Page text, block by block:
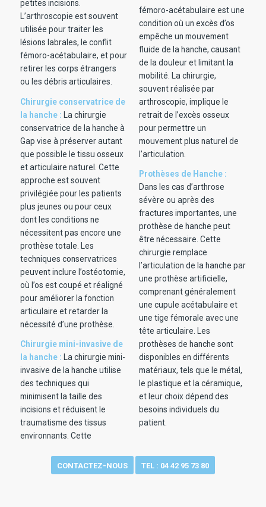
petites incisions.
L’arthroscopie est souvent
utilisée pour traiter les
lésions labrales, le conflit
fémoro-acétabulaire, et pour
retirer les corps étrangers
ou les débris articulaires.
Chirurgie conservatrice de
la hanche :
La chirurgie
conservatrice de la hanche à
Gap vise à préserver autant
que possible le tissu osseux
et articulaire naturel. Cette
approche est souvent
privilégiée pour les patients
plus jeunes ou pour ceux
dont les conditions ne
nécessitent pas encore une
prothèse totale. Les
techniques conservatrices
peuvent inclure l’ostéotomie,
où l’os est coupé et réaligné
pour améliorer la fonction
articulaire et retarder la
nécessité d’une prothèse.
Chirurgie mini-invasive de
la hanche : La chirurgie mini-
invasive de la hanche utilise
des techniques qui
minimisent la taille des
incisions et réduisent le
traumatisme des tissus
environnants. Cette
fémoro-acétabulaire est une
condition où un excès d’os
empêche un mouvement
fluide de la hanche, causant
de la douleur et limitant la
mobilité. La chirurgie,
souvent réalisée par
arthroscopie, implique le
retrait de l’excès osseux
pour permettre un
mouvement plus naturel de
l’articulation.
Prothèses de Hanche :
Dans les cas d’arthrose
sévère ou après des
fractures importantes, une
prothèse de hanche peut
être nécessaire. Cette
chirurgie remplace
l’articulation de la hanche par
une prothèse artificielle,
comprenant généralement
une cupule acétabulaire et
une tige fémorale avec une
tête articulaire. Les
prothèses de hanche sont
disponibles en différents
matériaux, tels que le métal,
le plastique et la céramique,
et leur choix dépend des
besoins individuels du
patient.
CONTACTEZ-NOUS TEL : 04 42 95 73 80